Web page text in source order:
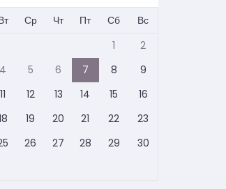
Ср Чт Пт Сб
Вс
1
2
4 5 6 7 8
9
11 12 13 14 15
16
19 20 21 22
23
26 27 28 29
30